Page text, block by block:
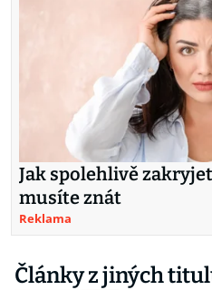
Jak spolehlivě
musíte znát
Reklama
Články z jiných